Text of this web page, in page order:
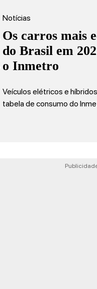
Notícias
Os carros mais
do Brasil em
o Inmetro
Veículos elétricos e
tabela de consumo do